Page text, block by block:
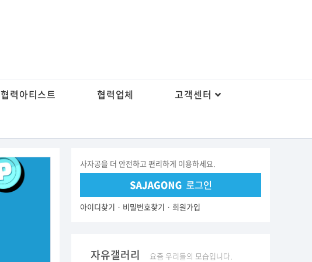
협력아티스트 협력업체 고객센터
사자공을 더 안전하고 편리하게 이용하세요.
아이디찾기 · 비밀번호찾기 · 회원가입
자유갤러리 요즘 우리들의 모습입니다.